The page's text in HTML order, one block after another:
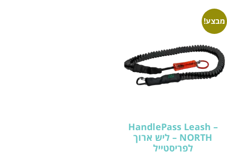
מבצע!
HandlePass Leash –
NORTH – ליש ארוך
לפריסטייל